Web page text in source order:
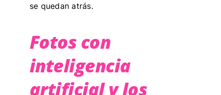
se quedan atrás.
Fotos con
inteligencia
artificial y los